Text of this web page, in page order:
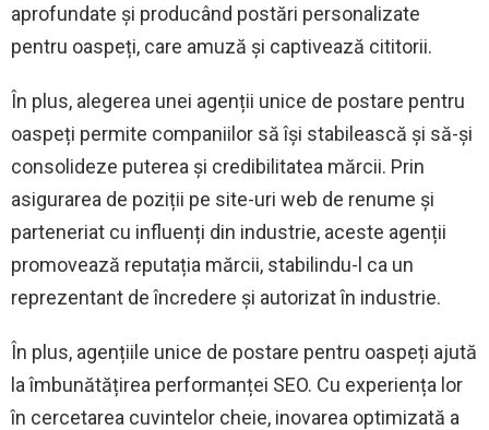
aprofundate și producând postări personalizate
pentru oaspeți, care amuză și captivează cititorii.
În plus, alegerea unei agenții unice de postare pentru
oaspeți permite companiilor să își stabilească și să-și
consolideze puterea și credibilitatea mărcii. Prin
asigurarea de poziții pe site-uri web de renume și
parteneriat cu influenți din industrie, aceste agenții
promovează reputația mărcii, stabilindu-l ca un
reprezentant de încredere și autorizat în industrie.
În plus, agențiile unice de postare pentru oaspeți ajută
la îmbunătățirea performanței SEO. Cu experiența lor
în cercetarea cuvintelor cheie, inovarea optimizată a